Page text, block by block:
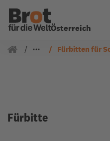
Österreich
Fürbitten
Fürbitten für
Fürbitte